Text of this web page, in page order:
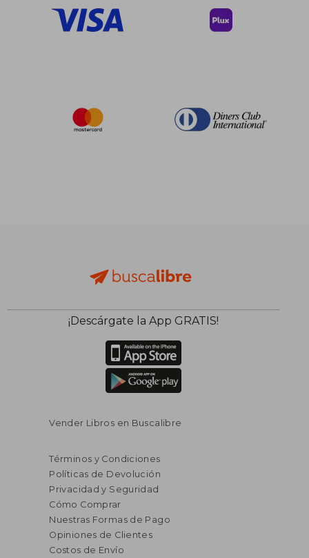
$ 19.26
¡Descárgate la App GRATIS!
Vender Libros en Buscalibre
Términos y Condiciones
Políticas de Devolución
Privacidad y Seguridad
Cómo Comprar
Nuestras Formas de Pago
Opiniones de Clientes
Costos de Envío